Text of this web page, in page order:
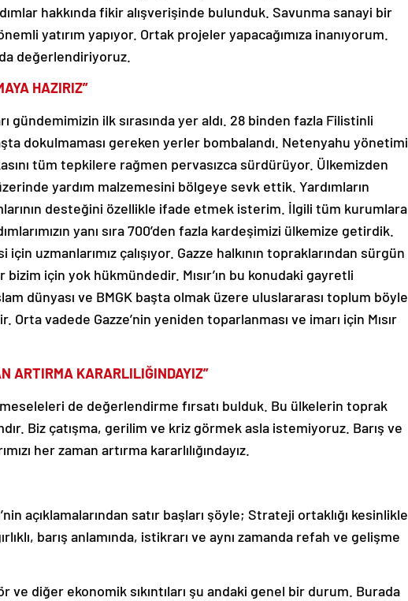
hakkında fikir alışverişinde bulunduk. Savunma sanayi bir
yatırım yapıyor. Ortak projeler yapacağımıza inanıyorum.
değerlendiriyoruz.
HAZIRIZ”
gündemimizin ilk sırasında yer aldı. 28 binden fazla Filistinli
dokulmaması gereken yerler bombalandı. Netenyahu yönetimi
tüm tepkilere rağmen pervasızca sürdürüyor. Ülkemizden
yardım malzemesini bölgeye sevk ettik. Yardımların
desteğini özellikle ifade etmek isterim. İlgili tüm kurumlara
yanı sıra 700’den fazla kardeşimizi ülkemize getirdik.
uzmanlarımız çalışıyor. Gazze halkının topraklarından sürgün
için yok hükmündedir. Mısır’ın bu konudaki gayretli
dünyası ve BMGK başta olmak üzere uluslararası toplum böyle
Orta vadede Gazze’nin yeniden toparlanması ve imarı için Mısır
ARTIRMA KARARLILIĞINDAYIZ”
de değerlendirme fırsatı bulduk. Bu ülkelerin toprak
Biz çatışma, gerilim ve kriz görmek asla istemiyoruz. Barış ve
her zaman artırma kararlılığındayız.
açıklamalarından satır başları şöyle; Strateji ortaklığı kesinlikle
barış anlamında, istikrarı ve aynı zamanda refah ve gelişme
ve diğer ekonomik sıkıntıları şu andaki genel bir durum. Burada